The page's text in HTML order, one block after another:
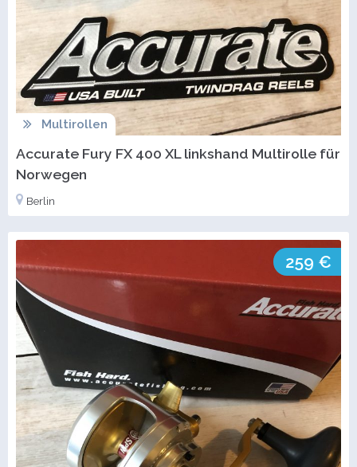
Multirollen
Accurate Fury FX 400 XL linkshand Multirolle für
Norwegen
Berlin
259 €